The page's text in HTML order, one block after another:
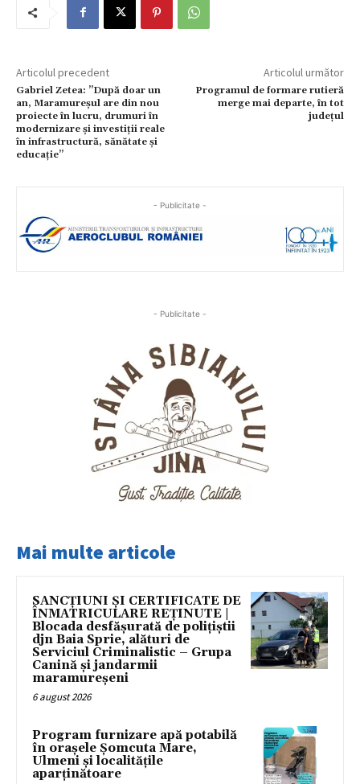
Articolul precedent
Gabriel Zetea: ”După doar un
an, Maramureșul are din nou
proiecte în lucru, drumuri în
modernizare și investiții reale
în infrastructură, sănătate și
educație”
Articolul următor
Programul de formare rutieră
merge mai departe, în tot
județul
- Publicitate -
- Publicitate -
Mai multe articole
SANCȚIUNI ȘI CERTIFICATE DE
ÎNMATRICULARE REȚINUTE |
Blocada desfășurată de polițiștii
djn Baia Sprie, alături de
Serviciul Criminalistic – Grupa
Canină și jandarmii
maramureșeni
6 august 2026
Program furnizare apă potabilă
în orașele Șomcuta Mare,
Ulmeni și localitățile
aparținătoare